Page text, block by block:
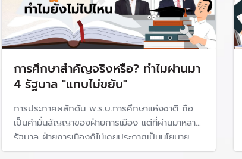
ยนรู้ขั้นพื้นฐานทุกที่ทุกเวลา ระยะที่ 2 : จัดหาอุปกรณ์การเรี
คลุมสถานศึกษาในสังกัด ศธ. จำนวน 29,312 โรงเรียน
วง
2572 ประกอบด้วย 2 กิจกรรม ดังนี้
ช้ระบบคลาวด์ สำหรับแพลตฟอร์มด้านการศึกษา
วงเงิน
นการเรียนรู้ทุกที่ทุกเวลาวงเงิน 15,571.90 ล้านบาท
หรือ Chromebook) เพื่อส่งเสริมสนับสนุนการเรียนรู้ทุ
ยรูปแบบการเรียนรู้ของผู้เรียนในศตวรรษที่ 21 ผ่านแพลตฟ
การศึกษาสำคัญจริงหรือ? ทำไมผ่านมา
4 รัฐบาล "แทบไม่ขยับ"
การประกาศผลักดัน พ.ร.บ.การศึกษาแห่งชาติ ถือ
เป็นคำมั่นสัญญาของฝ่ายการเมือง แต่ที่ผ่านมาหลาย
รัฐบาล ฝ่ายการเมืองก็ไม่เคยประกาศเป็นนโยบาย
อย่างชัดเจนว่าจะทำอะไรให้เป็นจริงเป็นจริง ทำให้การ